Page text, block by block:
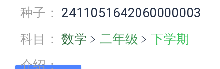
种子： 2411051642060000003
科目： 数学 ﹥ 二年级 ﹥ 下学期
介绍：